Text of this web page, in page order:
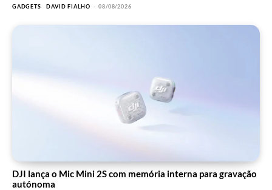
GADGETS DAVID FIALHO - 08/08/2026
DJI lança o Mic Mini 2S com memória interna para gravação
autónoma